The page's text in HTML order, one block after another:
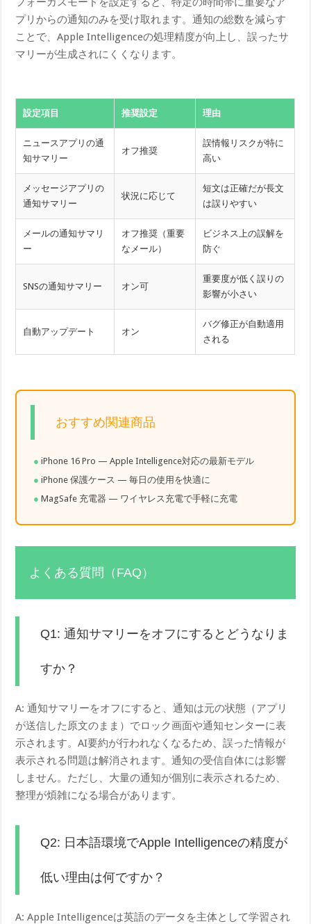
プリからの通知のみを受け取れます。通知の総数を減らす
ことで、Apple Intelligenceの処理精度が向上し、誤ったサ
マリーが生成されにくくなります。
設定項目 推奨設定 理由
ニュースアプリの通
知サマリー
オフ推奨
誤情報リスクが特に
高い
メッセージアプリの
通知サマリー
状況に応じて
短文は正確だが長文
は誤りやすい
メールの通知サマリ
ー
オフ推奨（重要
なメール）
ビジネス上の誤解を
防ぐ
SNSの通知サマリー オン可
重要度が低く誤りの
影響が小さい
自動アップデート オン
バグ修正が自動適用
される
おすすめ関連商品
iPhone 16 Pro — Apple Intelligence対応の最新モデル
iPhone 保護ケース — 毎日の使用を快適に
MagSafe 充電器 — ワイヤレス充電で手軽に充電
よくある質問（FAQ）
Q1: 通知サマリーをオフにするとどうなりま
すか？
A: 通知サマリーをオフにすると、通知は元の状態（アプリ
が送信した原文のまま）でロック画面や通知センターに表
示されます。AI要約が行われなくなるため、誤った情報が
表示される問題は解消されます。通知の受信自体には影響
しません。ただし、大量の通知が個別に表示されるため、
整理が煩雑になる場合があります。
Q2: 日本語環境でApple Intelligenceの精度が
低い理由は何ですか？
A: Apple Intelligenceは英語のデータを主体として学習され